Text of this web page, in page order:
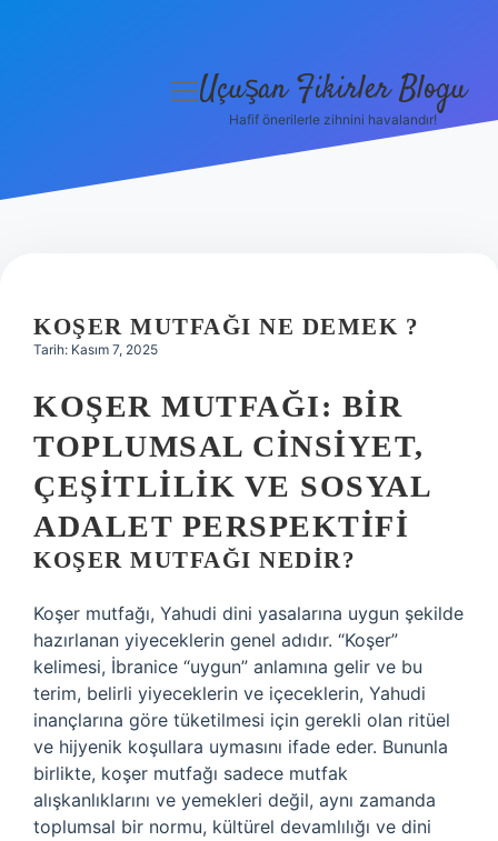
Hakkımızda
menüyü
Uçuşan Fikirler Blogu
Hafif önerilerle zihnini havalandır!
KOŞER MUTFAĞI NE DEMEK ?
Tarih: Kasım 7, 2025
KOŞER MUTFAĞI: BIR
TOPLUMSAL CINSIYET,
ÇEŞITLILIK VE SOSYAL
ADALET PERSPEKTIFI
KOŞER MUTFAĞI NEDIR?
Koşer mutfağı, Yahudi dini yasalarına uygun şekilde
hazırlanan yiyeceklerin genel adıdır. “Koşer”
kelimesi, İbranice “uygun” anlamına gelir ve bu
terim, belirli yiyeceklerin ve içeceklerin, Yahudi
inançlarına göre tüketilmesi için gerekli olan ritüel
ve hijyenik koşullara uymasını ifade eder. Bununla
birlikte, koşer mutfağı sadece mutfak
alışkanlıklarını ve yemekleri değil, aynı zamanda
toplumsal bir normu, kültürel devamlılığı ve dini